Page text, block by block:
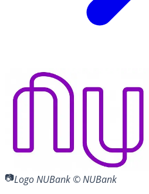
Logo NUBank © NUBank